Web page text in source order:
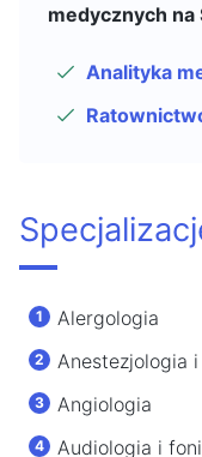
medycznych
Analityka
Alergologia
Anestezjologia
Angiologia
Audiologia i